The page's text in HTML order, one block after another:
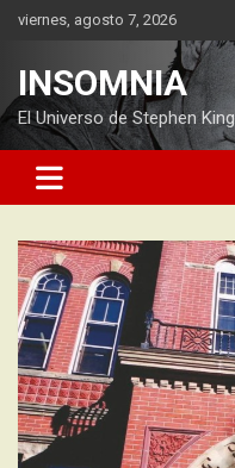
Saltarviernes, agosto 7, 2026
INSOMNIA
El Universo de Stephen King